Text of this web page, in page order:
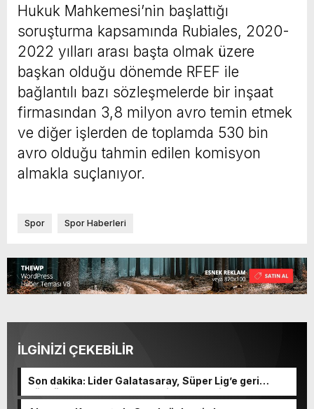
Hukuk Mahkemesi’nin başlattığı
soruşturma kapsamında Rubiales, 2020-
2022 yılları arası başta olmak üzere
başkan olduğu dönemde RFEF ile
bağlantılı bazı sözleşmelerde bir inşaat
firmasından 3,8 milyon avro temin etmek
ve diğer işlerden de toplamda 530 bin
avro olduğu tahmin edilen komisyon
almakla suçlanıyor.
Spor Spor Haberleri
İLGİNİZİ ÇEKEBİLİR
Son dakika: Lider Galatasaray, Süper Lig’e geri
döndü! Hatayspor maçında ilk gol geldi